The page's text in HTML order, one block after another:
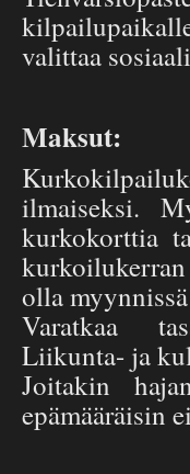
valittaa
Maksut:
ilmaiseksi.
kurkokorttia
olla
Varatkaa
Liikunta- ja
Joitakin
epämääräisin